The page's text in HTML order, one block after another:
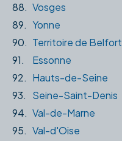
88. Vosges
89. Yonne
90. Territoire de Belfort
91.
Essonne
92. Hauts-de-Seine
93.
Seine-Saint-Denis
94. Val-de-Marne
95. Val-d'Oise